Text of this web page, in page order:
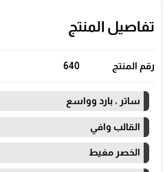
تفاصيل المنتج
رقم المنتج 640
ساتر ، بارد وواسع
القالب وافي
الخصر مغيط